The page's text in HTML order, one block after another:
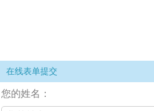
在线表单提交
您的姓名：